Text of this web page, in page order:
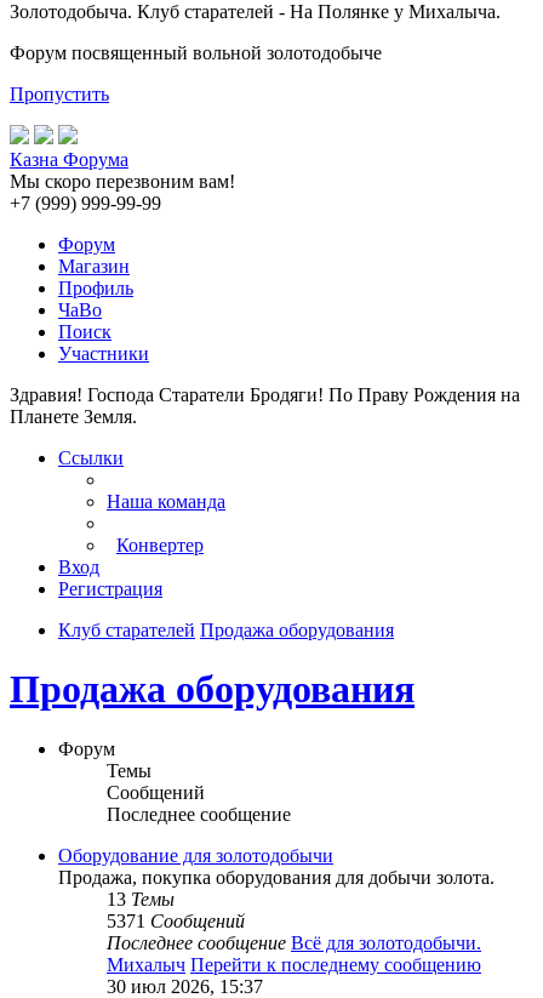
Золотодобыча. Клуб старателей - На Полянке у Михалыча.
Форум посвященный вольной золотодобыче
Пропустить
Казна Форума
Мы скоро перезвоним вам!
+7 (999) 999-99-99
Форум
Магазин
Профиль
ЧаВо
Поиск
Участники
Здравия! Господа Старатели Бродяги! По Праву Рождения на
Планете Земля.
Ссылки
Наша команда
Конвертер
Вход
Регистрация
Клуб старателей Продажа оборудования
Продажа оборудования
Форум
Темы
Сообщений
Последнее сообщение
Оборудование для золотодобычи
Продажа, покупка оборудования для добычи золота.
13 Темы
5371 Сообщений
Последнее сообщение Всё для золотодобычи.
Михалыч Перейти к последнему сообщению
30 июл 2026, 15:37